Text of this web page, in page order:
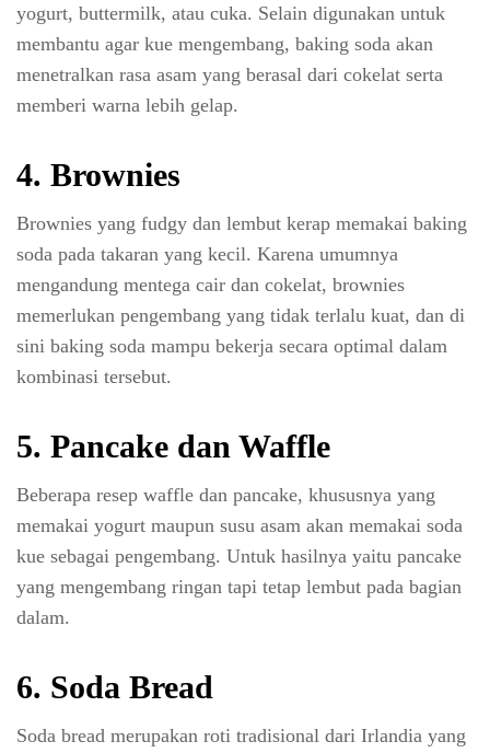
yogurt, buttermilk, atau cuka. Selain digunakan untuk
membantu agar kue mengembang, baking soda akan
menetralkan rasa asam yang berasal dari cokelat serta
memberi warna lebih gelap.
4. Brownies
Brownies yang fudgy dan lembut kerap memakai baking
soda pada takaran yang kecil. Karena umumnya
mengandung mentega cair dan cokelat, brownies
memerlukan pengembang yang tidak terlalu kuat, dan di
sini baking soda mampu bekerja secara optimal dalam
kombinasi tersebut.
5. Pancake dan Waffle
Beberapa resep waffle dan pancake, khususnya yang
memakai yogurt maupun susu asam akan memakai soda
kue sebagai pengembang. Untuk hasilnya yaitu pancake
yang mengembang ringan tapi tetap lembut pada bagian
dalam.
6. Soda Bread
Soda bread merupakan roti tradisional dari Irlandia yang